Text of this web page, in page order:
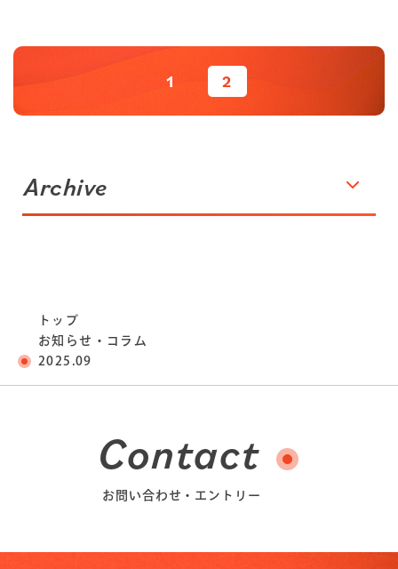
1 2
Archive
トップ
お知らせ・コラム
2025.09
Contact
お問い合わせ・エントリー